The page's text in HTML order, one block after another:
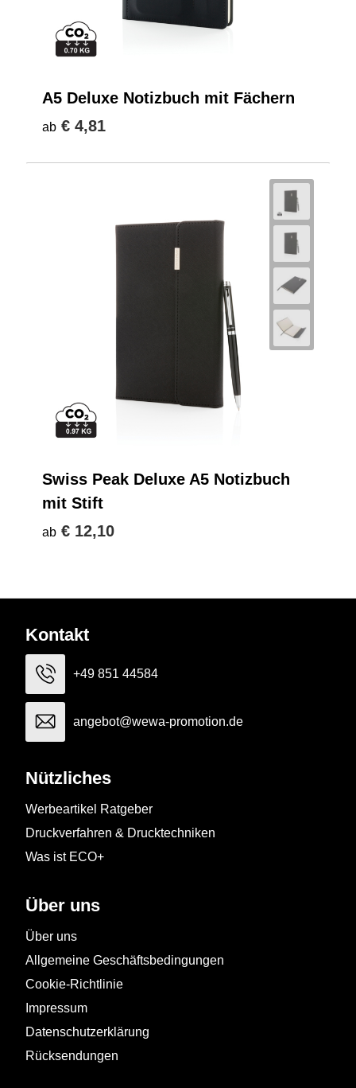
A5 Deluxe Notizbuch mit Fächern
ab € 4,81
Swiss Peak Deluxe A5 Notizbuch
mit Stift
ab € 12,10
Kontakt
+49 851 44584
angebot@wewa-promotion.de
Nützliches
Werbeartikel Ratgeber
Druckverfahren & Drucktechniken
Was ist ECO+
Über uns
Über uns
Allgemeine Geschäftsbedingungen
Cookie-Richtlinie
Impressum
Datenschutzerklärung
Rücksendungen